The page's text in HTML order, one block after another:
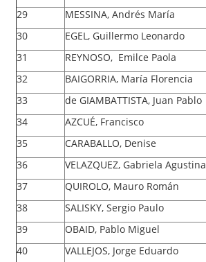
29
MESSINA, Andrés María
30
EGEL, Guillermo Leonardo
31
REYNOSO, Emilce Paola
32
BAIGORRIA, María Florencia
33
de GIAMBATTISTA, Juan Pablo
34
AZCUÉ, Francisco
35
CARABALLO, Denise
36
VELAZQUEZ, Gabriela Agustina
37
QUIROLO, Mauro Román
38
SALISKY, Sergio Paulo
39
OBAID, Pablo Miguel
40
VALLEJOS, Jorge Eduardo